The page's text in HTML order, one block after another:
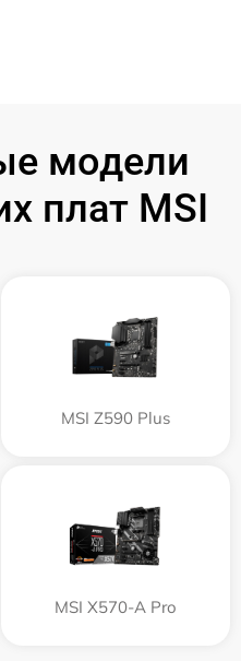
модели
плат MSI
MSI Z590 Plus
MSI X570-A Pro